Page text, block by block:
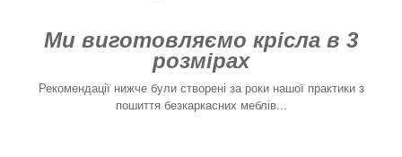
Ми виготовляємо крісла в 3
розмірах
Рекомендації нижче були створені за роки нашої практики з
пошиття безкаркасних меблів...